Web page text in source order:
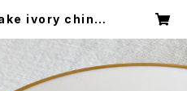
ivory china